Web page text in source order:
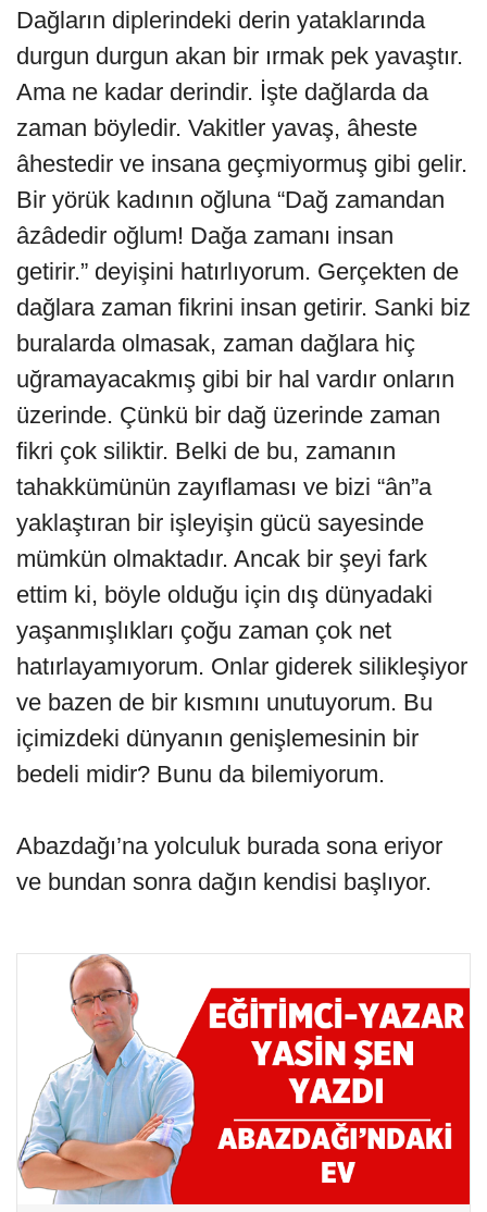
Dağların diplerindeki derin yataklarında
durgun durgun akan bir ırmak pek yavaştır.
Ama ne kadar derindir. İşte dağlarda da
zaman böyledir. Vakitler yavaş, âheste
âhestedir ve insana geçmiyormuş gibi gelir.
Bir yörük kadının oğluna “Dağ zamandan
âzâdedir oğlum! Dağa zamanı insan
getirir.” deyişini hatırlıyorum. Gerçekten de
dağlara zaman fikrini insan getirir. Sanki biz
buralarda olmasak, zaman dağlara hiç
uğramayacakmış gibi bir hal vardır onların
üzerinde. Çünkü bir dağ üzerinde zaman
fikri çok siliktir. Belki de bu, zamanın
tahakkümünün zayıflaması ve bizi “ân”a
yaklaştıran bir işleyişin gücü sayesinde
mümkün olmaktadır. Ancak bir şeyi fark
ettim ki, böyle olduğu için dış dünyadaki
yaşanmışlıkları çoğu zaman çok net
hatırlayamıyorum. Onlar giderek silikleşiyor
ve bazen de bir kısmını unutuyorum. Bu
içimizdeki dünyanın genişlemesinin bir
bedeli midir? Bunu da bilemiyorum.
Abazdağı’na yolculuk burada sona eriyor
ve bundan sonra dağın kendisi başlıyor.